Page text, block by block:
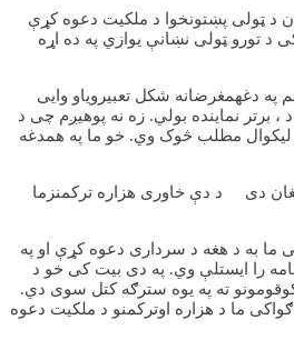
د ټولی پښتونخوا د ملکیت دعوه کړې
د تورو ټولی نښانې یوازي په ده اړه
دغهمغرضانه شکل تعبیروياو وایی
برتر نماینده بولي. زه نه پوهیږم چی د
لیکوال مطلب څوک وي. خو ما په همدغه
دی د دې خاوری هزاره ترکمنزما
ما به د هغه د سرداری دعوه کړې او په
را ایستلې وي. په دی بیت کی خو د
ته په یوه سترګه کتل سوی دي.
ما د هزاره اوترکمنو د ملکیت دعوه